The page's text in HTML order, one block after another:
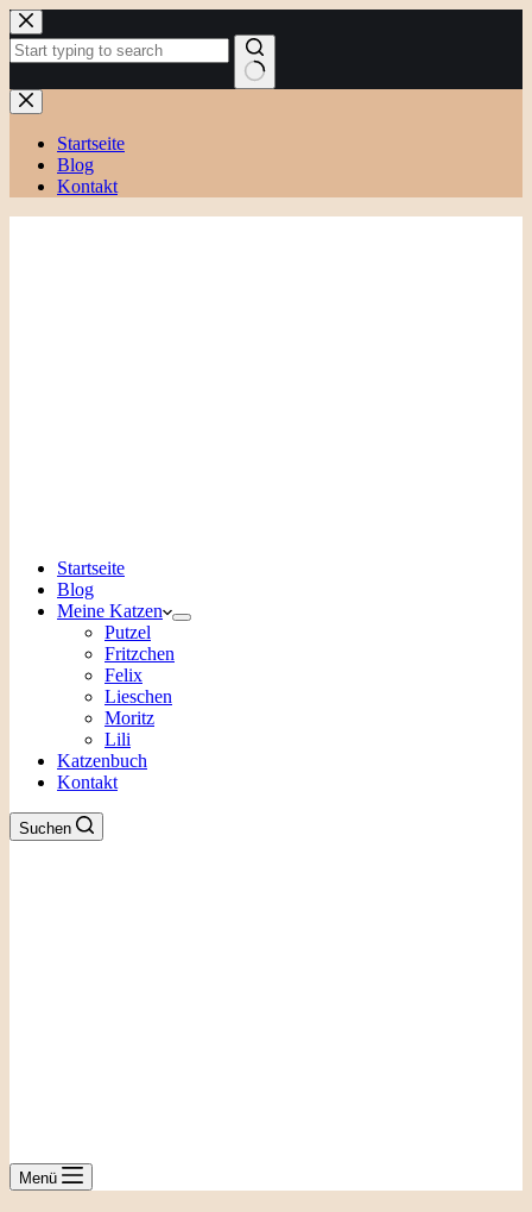
Zum
Inhalt
springen
Keine
Ergebnisse
Startseite
Blog
Kontakt
Startseite
Blog
Meine Katzen
Putzel
Fritzchen
Felix
Lieschen
Moritz
Lili
Katzenbuch
Kontakt
Suchen
Menü